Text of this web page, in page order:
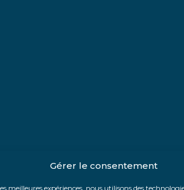
Gérer le consentement
meilleures expériences, nous utilisons des